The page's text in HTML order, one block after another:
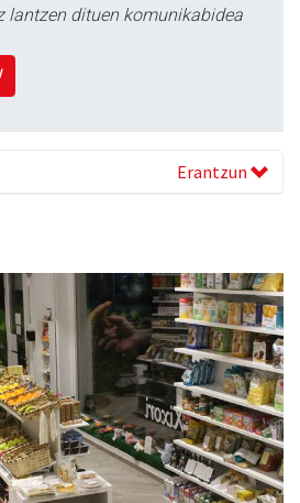
lantzen dituen komunikabidea
Erantzun